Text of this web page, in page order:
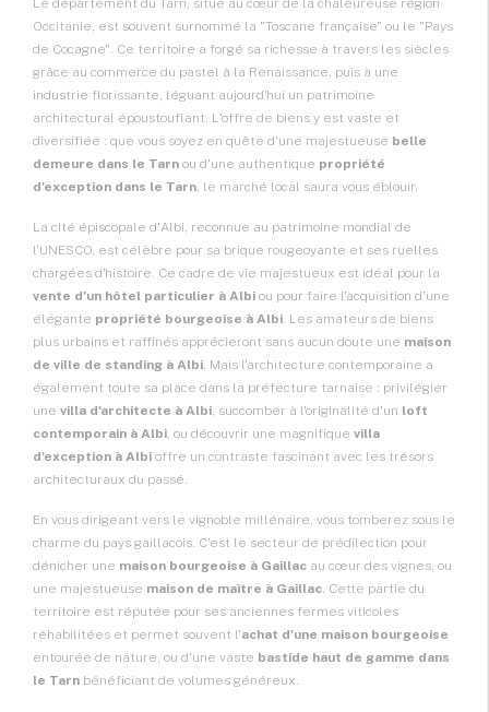
Le département du Tarn, situé au cœur de la chaleureuse région
Occitanie, est souvent surnommé la "Toscane française" ou le "Pays
de Cocagne". Ce territoire a forgé sa richesse à travers les siècles
grâce au commerce du pastel à la Renaissance, puis à une
industrie florissante, léguant aujourd'hui un patrimoine
architectural époustouflant. L'offre de biens y est vaste et
diversifiée : que vous soyez en quête d'une majestueuse belle
demeure dans le Tarn ou d'une authentique propriété
d'exception dans le Tarn, le marché local saura vous éblouir.
La cité épiscopale d'Albi, reconnue au patrimoine mondial de
l'UNESCO, est célèbre pour sa brique rougeoyante et ses ruelles
chargées d'histoire. Ce cadre de vie majestueux est idéal pour la
vente d'un hôtel particulier à Albi ou pour faire l'acquisition d'une
élégante propriété bourgeoise à Albi. Les amateurs de biens
plus urbains et raffinés apprécieront sans aucun doute une maison
de ville de standing à Albi. Mais l'architecture contemporaine a
également toute sa place dans la préfecture tarnaise : privilégier
une villa d'architecte à Albi, succomber à l'originalité d'un loft
contemporain à Albi, ou découvrir une magnifique villa
d'exception à Albi offre un contraste fascinant avec les trésors
architecturaux du passé.
En vous dirigeant vers le vignoble millénaire, vous tomberez sous le
charme du pays gaillacois. C'est le secteur de prédilection pour
dénicher une maison bourgeoise à Gaillac au cœur des vignes, ou
une majestueuse maison de maître à Gaillac. Cette partie du
territoire est réputée pour ses anciennes fermes viticoles
réhabilitées et permet souvent l'achat d'une maison bourgeoise
entourée de nature, ou d'une vaste bastide haut de gamme dans
le Tarn bénéficiant de volumes généreux.